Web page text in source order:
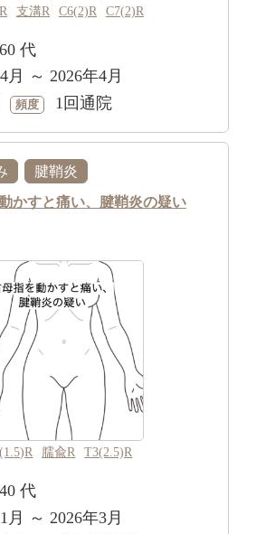
支溝R C6(2)R C7(2)R
60 代
月 ～ 2026年4月
頻度 1回通院
腱鞘炎
かすと痛い、腱鞘炎の疑い
臑兪R T3(2.5)R
40 代
月 ～ 2026年3月